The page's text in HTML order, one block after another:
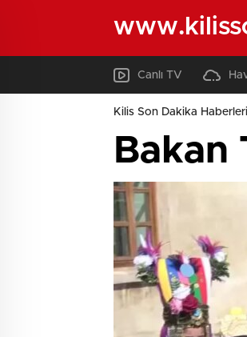
Canlı TV
Kilis Son Dakika
Bakan